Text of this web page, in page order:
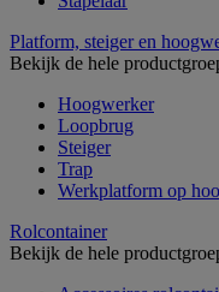
Platform, steiger en
Bekijk de hele
Hoogwerker
Loopbrug
Steiger
Trap
Werkplatform op
Rolcontainer
Bekijk de hele